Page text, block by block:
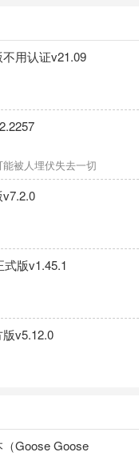
用认证v21.09
被人埋伏失去一切
版v1.45.1
v5.12.0
Goose Goose